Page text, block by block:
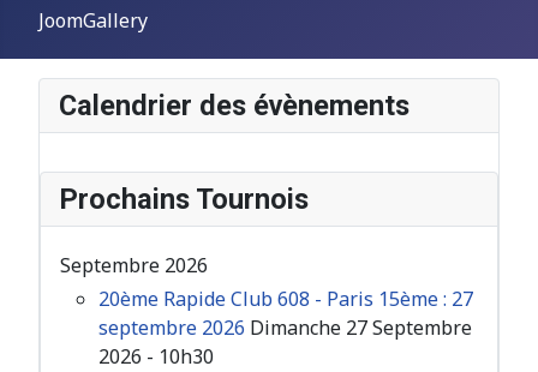
JoomGallery
Calendrier des évènements
Prochains Tournois
Septembre 2026
20ème Rapide Club 608 - Paris 15ème : 27
septembre 2026 Dimanche 27 Septembre
2026 - 10h30